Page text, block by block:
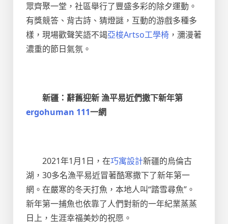
眾齊聚一堂，社區舉行了豐盛多彩的除夕運動。
有獎競答、背古詩、猜燈謎，互動的游戲多種多
樣，現場歡聲笑語不竭亞梭Artso工學椅 ，瀰漫著
濃重的節日氣氛。
新疆：辭舊迎新 漁平易近們撒下新年第
ergohuman 111一網
2021年1月1日，在巧寓設計新疆的烏倫古
湖，30多名漁平易近冒著酷寒撒下了新年第一
網。在嚴寒的冬天打魚，本地人叫“踏雪尋魚”。
新年第一捕魚也依靠了人們對新的一年紀業蒸蒸
日上，生涯幸福美妙的祝愿。